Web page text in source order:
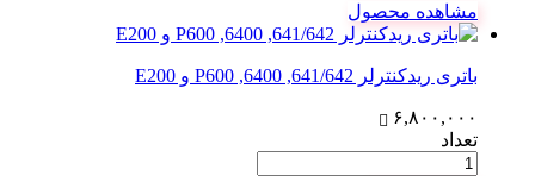
مشاهده محصول
باتری ریدکنترلر 641/642, 6400, P600 و E200
۶,۸۰۰,۰۰۰
تعداد